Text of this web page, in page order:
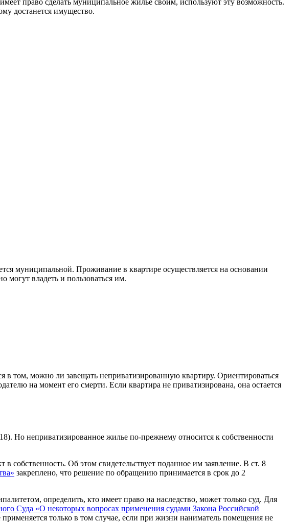
достанется имущество.
муниципальной. Проживание в квартире осуществляется на основании
могут владеть и пользоваться им.
том, можно ли завещать неприватизированную квартиру. Ориентироваться
на момент его смерти. Если квартира не приватизирована, она остается
Но неприватизированное жилье по-прежнему относится к собственности
собственность. Об этом свидетельствует поданное им заявление. В ст. 8
закреплено, что решение по обращению принимается в срок до 2
определить, кто имеет право на наследство, может только суд. Для
Суда «О некоторых вопросах применения судами Закона Российской
только в том случае, если при жизни наниматель помещения не